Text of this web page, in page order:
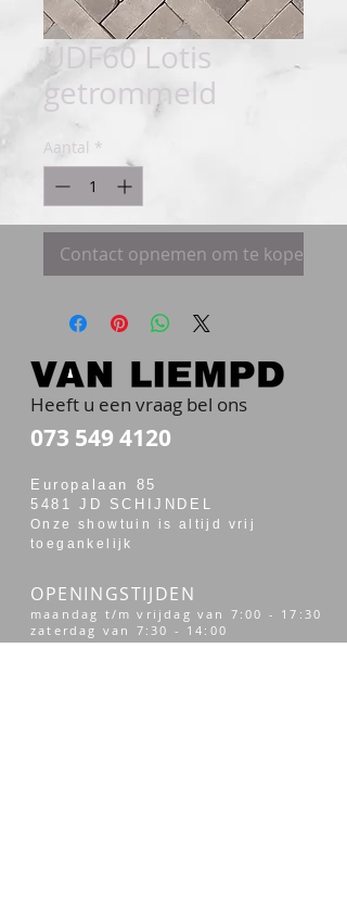
UDF60 Lotis
getrommeld
Aantal *
Contact opnemen om te kopen
Heeft u een vraag bel ons
073 549 4120
Europalaan 85
5481 JD SCHIJNDEL
Onze showtuin is altijd vrij
toegankelijk
OPENINGSTIJDEN
maandag t/m vrijdag van 7:00 - 17:30
zaterdag van 7:30 - 14:00